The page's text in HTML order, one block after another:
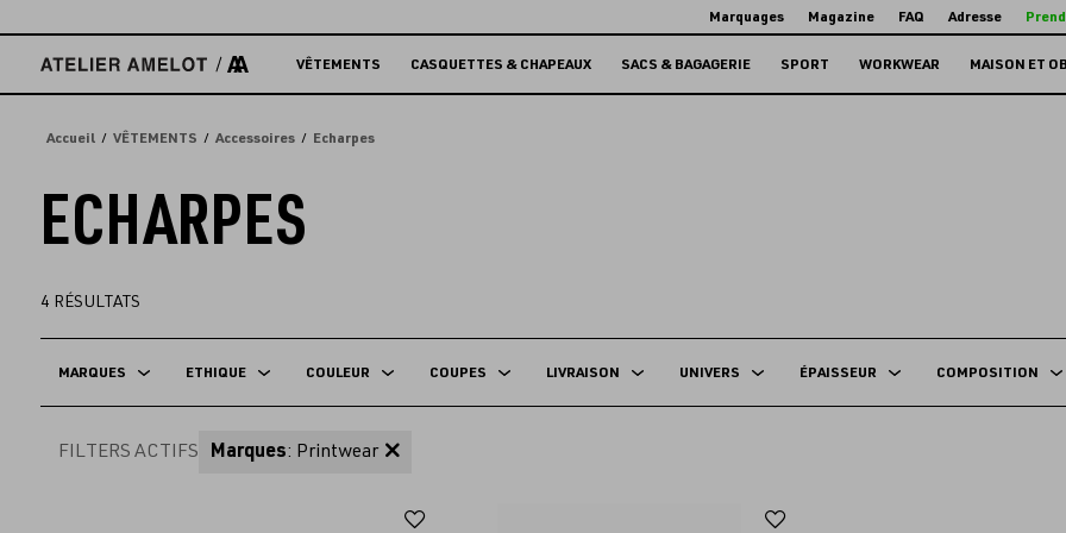
directement
contenu
Marquages Magazine FAQ Adresse
VÊTEMENTS CASQUETTES & CHAPEAUX SACS & BAGAGERIE SPORT WORKWEAR MAISON ET
Accueil VÊTEMENTS Accessoires Echarpes
ECHARPES
4 RÉSULTATS
MARQUES ETHIQUE COULEUR COUPES LIVRAISON UNIVERS ÉPAISSEUR COMPOSITION
FILTERS ACTIFS Marques: Printwear